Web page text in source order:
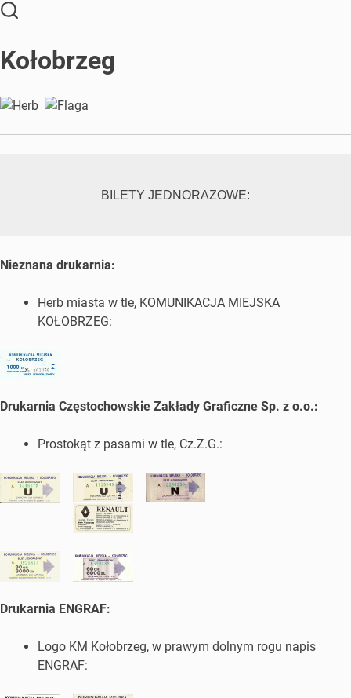
Kołobrzeg
BILETY JEDNORAZOWE:
Nieznana drukarnia:
Herb miasta w tle, KOMUNIKACJA MIEJSKA
KOŁOBRZEG:
Drukarnia Częstochowskie Zakłady Graficzne Sp. z o.o.:
Prostokąt z pasami w tle, Cz.Z.G.:
Drukarnia ENGRAF:
Logo KM Kołobrzeg, w prawym dolnym rogu napis
ENGRAF: